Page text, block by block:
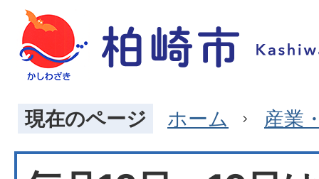
現在のページ ホーム 産業